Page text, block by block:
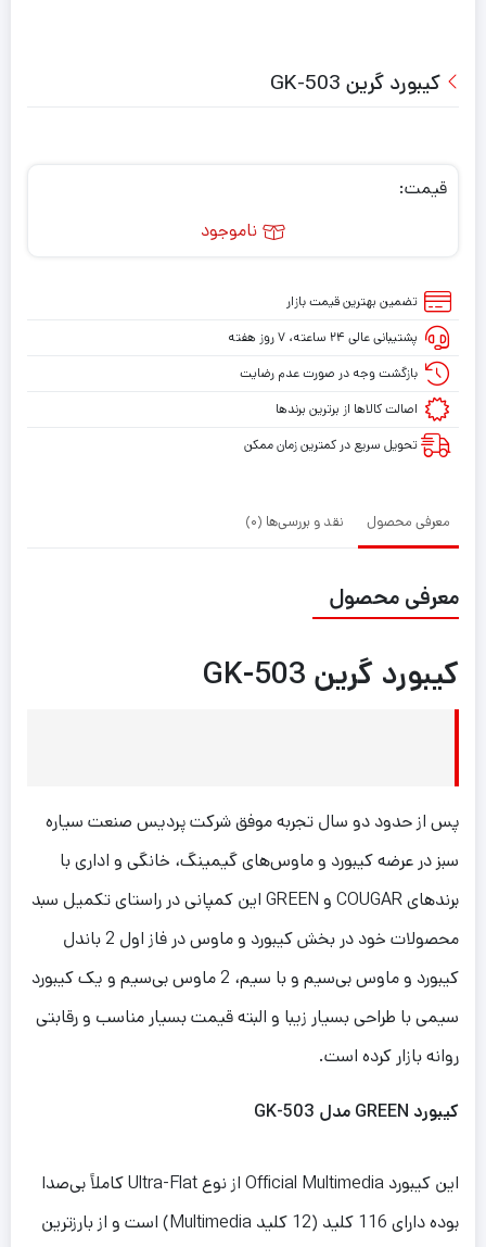
کیبورد گرین GK-503
قیمت:
ناموجود
تضمین بهترین قیمت بازار
پشتیبانی عالی ۲۴ ساعته، ۷ روز هفته
بازگشت وجه در صورت عدم رضایت
اصالت کالاها از برترین برندها
تحویل سریع در کمترین زمان ممکن
معرفی محصول نقد و بررسی‌ها (0)
معرفی محصول
کیبورد گرین GK-503
پس از حدود دو سال تجربه موفق شرکت پردیس صنعت سیاره
سبز در عرضه کیبورد و ماوس‌های گیمینگ، خانگی و اداری با
برندهایCOUGAR و GREEN این کمپانی در راستای تکمیل سبد
محصولات خود در بخش کیبورد و ماوس در فاز اول 2 باندل
کیبورد و ماوس بی‌سیم و با سیم، 2 ماوس بی‌سیم و یک کیبورد
سیمی با طراحی بسیار زیبا و البته قیمت بسیار مناسب و رقابتی
روانه بازار کرده است.
کیبورد GREEN مدل GK-503
این کیبورد Official Multimedia از نوعUltra-Flatکاملاً بی‌صدا
بوده دارای 116 کلید (12 کلید
Multimedia) است و از بارزترین